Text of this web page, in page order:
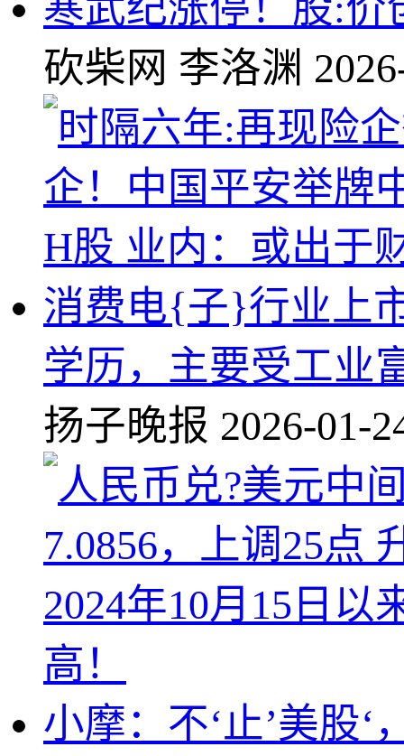
砍柴网 李洛渊
消费电{子}行业上
学历，主要受工业
扬子晚报 2026-01-
小摩：不‘止’美股